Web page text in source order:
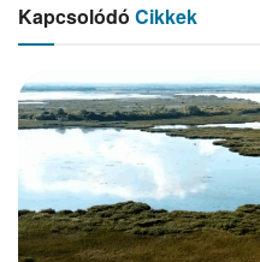
Kapcsolódó Cikkek